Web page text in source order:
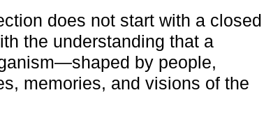
does not start with a closed
the understanding that a
by people,
memories, and visions of the